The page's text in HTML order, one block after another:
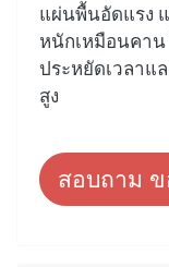
แผ่นพื้นอัดแรง
หนักเหมือนคาน
ประหยัดเวลาแ
สูง
สอบถาม ข